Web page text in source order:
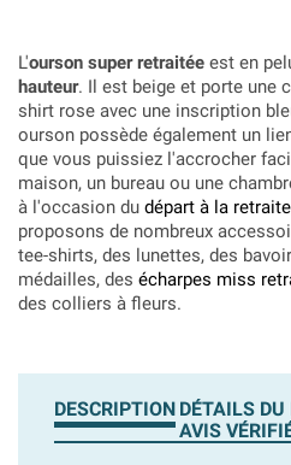
L'ourson super retraitée est en
hauteur. Il est beige et porte une
shirt rose avec une inscription
ourson possède également un
que vous puissiez l'accrocher
maison, un bureau ou une
à l'occasion du départ à la retraite
proposons de nombreux
tee-shirts, des lunettes, des
médailles, des écharpes miss
des colliers à fleurs.
DESCRIPTION DÉTAILS DU
AVIS